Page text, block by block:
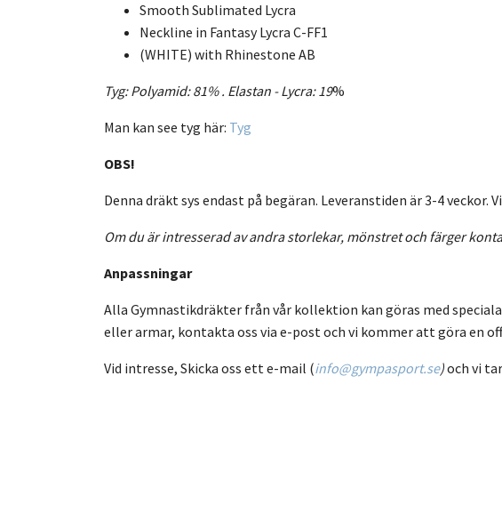
Smooth Sublimated Lycra
Neckline in Fantasy Lycra C-FF1
(WHITE) with Rhinestone AB
Tyg: Polyamid: 81% . Elastan - Lycra:19%
Man kan see tyg här: Tyg
OBS!
Denna dräkt sys endast på begäran. Leveranstiden är 3-4
Om du är intresserad av andra storlekar, mönstret och färger
Anpassningar
Alla Gymnastikdräkter från vår kollektion kan göras med
eller armar, kontakta oss via e-post och vi kommer att göra en
Vid intresse, Skicka oss ett e-mail (info@gympasport.se)och vi